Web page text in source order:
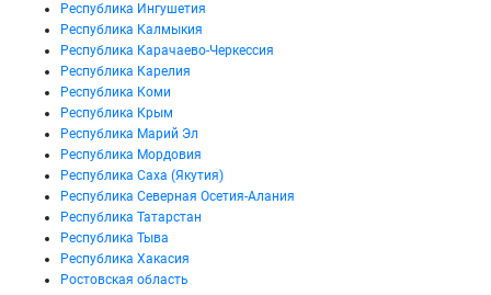
Республика Ингушетия
Республика Калмыкия
Республика Карачаево-Черкессия
Республика Карелия
Республика Коми
Республика Крым
Республика Марий Эл
Республика Мордовия
Республика Саха (Якутия)
Республика Северная Осетия-Алания
Республика Татарстан
Республика Тыва
Республика Хакасия
Ростовская область